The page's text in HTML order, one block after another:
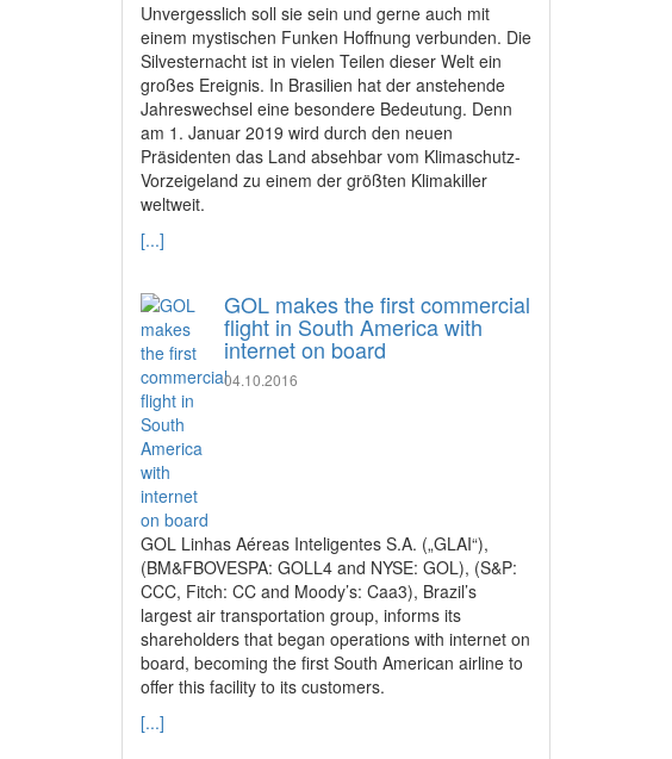
Unvergesslich soll sie sein und gerne auch mit
einem mystischen Funken Hoffnung verbunden. Die
Silvesternacht ist in vielen Teilen dieser Welt ein
großes Ereignis. In Brasilien hat der anstehende
Jahreswechsel eine besondere Bedeutung. Denn
am 1. Januar 2019 wird durch den neuen
Präsidenten das Land absehbar vom Klimaschutz-
Vorzeigeland zu einem der größten Klimakiller
weltweit.
[...]
GOL makes the first commercial
flight in South America with
internet on board
04.10.2016
GOL Linhas Aéreas Inteligentes S.A. („GLAI“),
(BM&FBOVESPA: GOLL4 and NYSE: GOL), (S&P:
CCC, Fitch: CC and Moody’s: Caa3), Brazil’s
largest air transportation group, informs its
shareholders that began operations with internet on
board, becoming the first South American airline to
offer this facility to its customers.
[...]